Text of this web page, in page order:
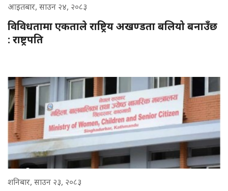
आइतबार, साउन २४, २०८३
विविधतामा एकताले राष्ट्रिय अखण्डता बलियो बनाउँछ
: राष्ट्रपति
शनिबार, साउन २३, २०८३